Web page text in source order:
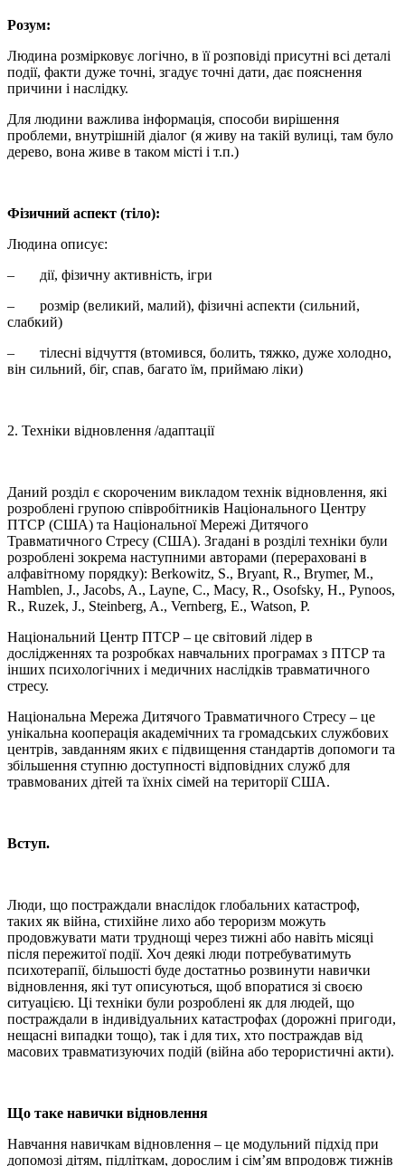
Розум:
Людина розмірковує логічно, в її розповіді присутні всі деталі
події, факти дуже точні, згадує точні дати, дає пояснення
причини і наслідку.
Для людини важлива інформація, способи вирішення
проблеми, внутрішній діалог (я живу на такій вулиці, там було
дерево, вона живе в таком місті і т.п.)
Фізичний аспект (тіло):
Людина описує:
– дії, фізичну активність, ігри
– розмір (великий, малий), фізичні аспекти (сильний,
слабкий)
– тілесні відчуття (втомився, болить, тяжко, дуже холодно,
він сильний, біг, спав, багато їм, приймаю ліки)
2. Техніки відновлення /адаптації
Даний розділ є скороченим викладом технік відновлення, які
розроблені групою співробітників Національного Центру
ПТСР (США) та Національної Мережі Дитячого
Травматичного Стресу (США). Згадані в розділі техніки були
розроблені зокрема наступними авторами (перераховані в
алфавітному порядку): Berkowitz, S., Bryant, R., Brymer, M.,
Hamblen, J., Jacobs, A., Layne, C., Macy, R., Osofsky, H., Pynoos,
R., Ruzek, J., Steinberg, A., Vernberg, E., Watson, P.
Національний Центр ПТСР – це світовий лідер в
дослідженнях та розробках навчальних програмах з ПТСР та
інших психологічних і медичних наслідків травматичного
стресу.
Національна Мережа Дитячого Травматичного Стресу – це
унікальна кооперація академічних та громадських службових
центрів, завданням яких є підвищення стандартів допомоги та
збільшення ступню доступності відповідних служб для
травмованих дітей та їхніх сімей на території США.
Вступ.
Люди, що постраждали внаслідок глобальних катастроф,
таких як війна, стихійне лихо або тероризм можуть
продовжувати мати труднощі через тижні або навіть місяці
після пережитої події. Хоч деякі люди потребуватимуть
психотерапії, більшості буде достатньо розвинути навички
відновлення, які тут описуються, щоб впоратися зі своєю
ситуацією. Ці техніки були розроблені як для людей, що
постраждали в індивідуальних катастрофах (дорожні пригоди,
нещасні випадки тощо), так і для тих, хто постраждав від
масових травматизуючих подій (війна або терористичні акти).
Що таке навички відновлення
Навчання навичкам відновлення – це модульний підхід при
допомозі дітям, підліткам, дорослим і сім’ям впродовж тижнів